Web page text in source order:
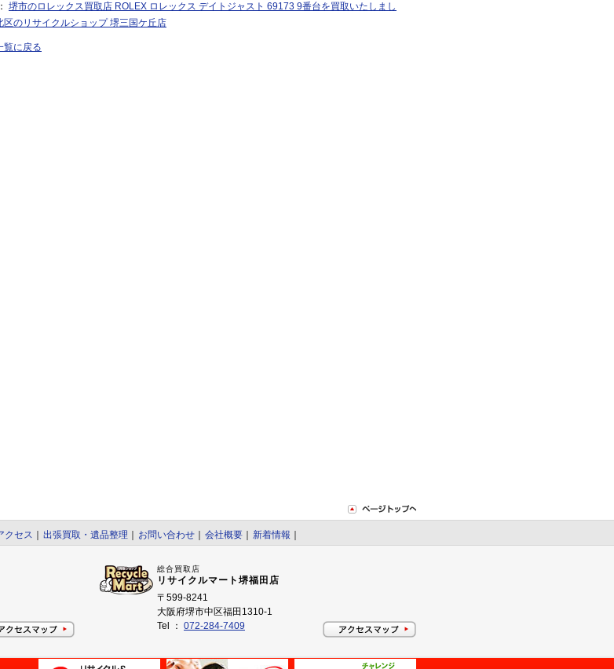
堺市のロレックス買取店 ROLEX ロレックス デイトジャスト 69173 9番台を買取いたしまし
区のリサイクルショップ 堺三国ケ丘店
覧に戻る
クセス 出張買取・遺品整理 お問い合わせ 会社概要 新着情報
総合買取店
リサイクルマート堺福田店
〒599-8241
大阪府堺市中区福田1310-1
Tel ： 072-284-7409